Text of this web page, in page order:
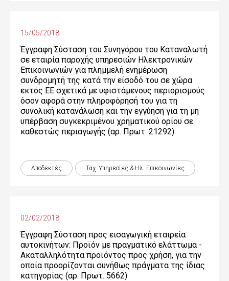
15/05/2018
Έγγραφη Σύσταση του Συνηγόρου του Καταναλωτή
σε εταιρία παροχής υπηρεσιών Ηλεκτρονικών
Επικοινωνιών για πλημμελή ενημέρωση
συνδρομητή της κατά την είσοδό του σε χώρα
εκτός ΕΕ σχετικά με υφιστάμενους περιορισμούς
όσον αφορά στην πληροφόρησή του για τη
συνολική κατανάλωση και την εγγύηση για τη μη
υπέρβαση συγκεκριμένου χρηματικού ορίου σε
καθεστώς περιαγωγής (αρ. Πρωτ. 21292)
Αποδεκτές Ταχ. Υπηρεσίες & Ηλ. Επικοινωνίες
02/02/2018
Έγγραφη Σύσταση προς εισαγωγική εταιρεία
αυτοκινήτων: Προϊόν με πραγματικό ελάττωμα -
Ακαταλληλότητα προϊόντος προς χρήση, για την
οποία προορίζονται συνήθως πράγματα της ίδιας
κατηγορίας (αρ. Πρωτ. 5662)